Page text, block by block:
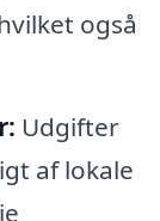
også
Udgifter
af lokale